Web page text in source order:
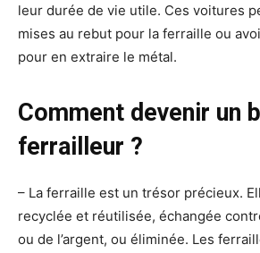
leur durée de vie utile. Ces voitures
mises au rebut pour la ferraille ou
pour en extraire le métal.
Comment devenir un
ferrailleur ?
– La ferraille est un trésor précieux.
recyclée et réutilisée, échangée
ou de l’argent, ou éliminée. Les